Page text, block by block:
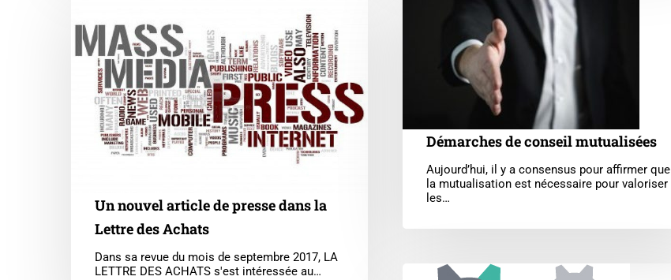
Démarches de conseil mutualisées
Aujourd’hui, il y a consensus pour affirmer que
la mutualisation est nécessaire pour valoriser
les…
presse
Lettre
Achats
Un nouvel article de presse dans la
Lettre des Achats
Dans sa revue du mois de septembre 2017, LA
LETTRE DES ACHATS s'est intéressée au…
Centrale